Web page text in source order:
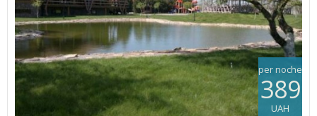
per noche
389
UAH